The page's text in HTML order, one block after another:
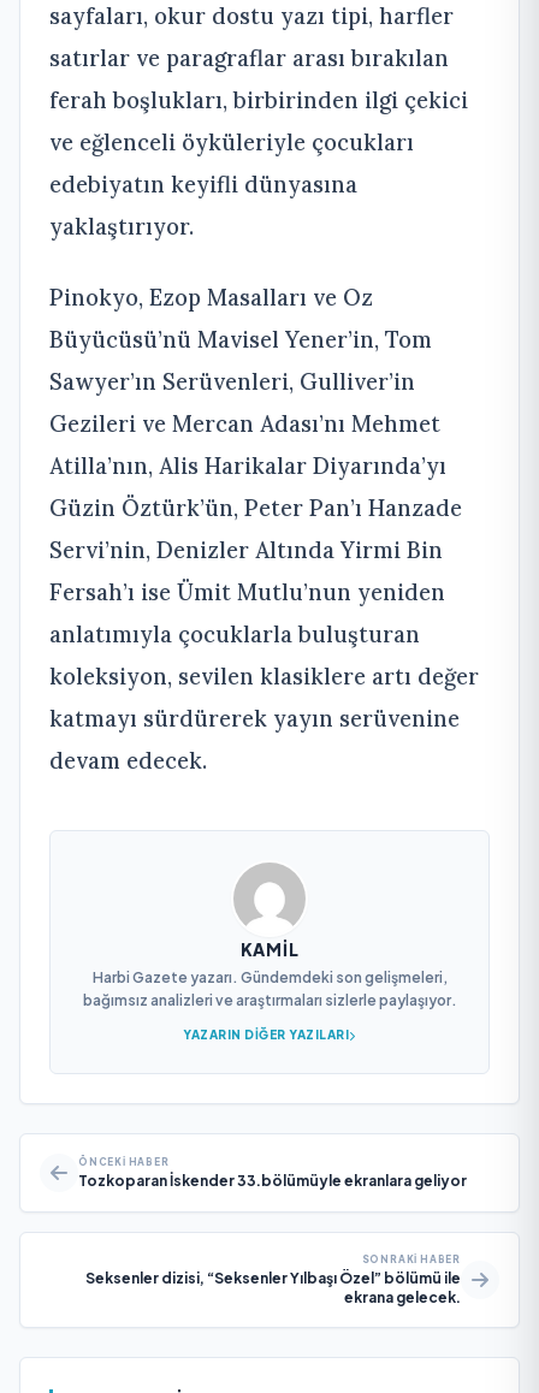
sayfaları, okur dostu yazı tipi, harfler
satırlar ve paragraflar arası bırakılan
ferah boşlukları, birbirinden ilgi çekici
ve eğlenceli öyküleriyle çocukları
edebiyatın keyifli dünyasına
yaklaştırıyor.
Pinokyo, Ezop Masalları ve Oz
Büyücüsü’nü Mavisel Yener’in, Tom
Sawyer’ın Serüvenleri, Gulliver’in
Gezileri ve Mercan Adası’nı Mehmet
Atilla’nın, Alis Harikalar Diyarında’yı
Güzin Öztürk’ün, Peter Pan’ı Hanzade
Servi’nin, Denizler Altında Yirmi Bin
Fersah’ı ise Ümit Mutlu’nun yeniden
anlatımıyla çocuklarla buluşturan
koleksiyon, sevilen klasiklere artı değer
katmayı sürdürerek yayın serüvenine
devam edecek.
KAMIL
Harbi Gazete yazarı. Gündemdeki son gelişmeleri,
bağımsız analizleri ve araştırmaları sizlerle paylaşıyor.
YAZARIN DIĞER YAZILARI
ÖNCEKI HABER
Tozkoparan İskender 33.bölümüyle ekranlara geliyor
SONRAKI HABER
Seksenler dizisi, “Seksenler Yılbaşı Özel” bölümü ile
ekrana gelecek.